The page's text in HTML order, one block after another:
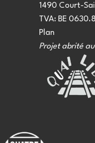
1490 Court-
TVA: BE
Plan
Projet abrité